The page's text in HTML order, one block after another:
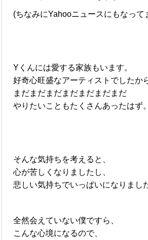
(ちなみにYahooニュースにもなって
Yくんには愛する家族もいます。
好奇心旺盛なアーティストでしたか
まだまだまだまだまだまだまだ
やりたいこともたくさんあったはず。
そんな気持ちを考えると、
心が苦しくなりましたし、
悲しい気持ちでいっぱいになりまし
全然会えていない僕ですら、
こんな心境になるので、